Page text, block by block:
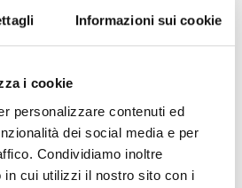
Informazioni sui cookie
i cookie
personalizzare contenuti ed
dei social media e per
Condividiamo inoltre
in cui utilizzi il nostro sito con i
Y OPCIONES